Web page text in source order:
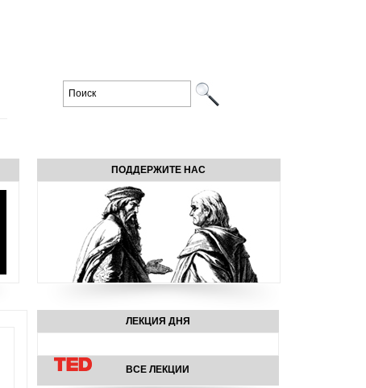
ПОДДЕРЖИТЕ НАС
ЛЕКЦИЯ ДНЯ
ВСЕ ЛЕКЦИИ